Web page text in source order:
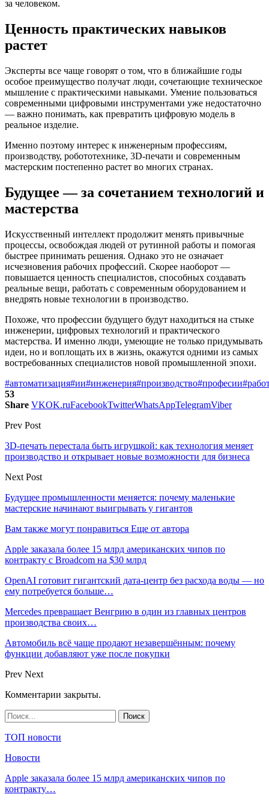
за человеком.
Ценность практических навыков
растет
Эксперты все чаще говорят о том, что в ближайшие годы
особое преимущество получат люди, сочетающие техническое
мышление с практическими навыками. Умение пользоваться
современными цифровыми инструментами уже недостаточно
— важно понимать, как превратить цифровую модель в
реальное изделие.
Именно поэтому интерес к инженерным профессиям,
производству, робототехнике, 3D-печати и современным
мастерским постепенно растет во многих странах.
Будущее — за сочетанием технологий и
мастерства
Искусственный интеллект продолжит менять привычные
процессы, освобождая людей от рутинной работы и помогая
быстрее принимать решения. Однако это не означает
исчезновения рабочих профессий. Скорее наоборот —
повышается ценность специалистов, способных создавать
реальные вещи, работать с современным оборудованием и
внедрять новые технологии в производство.
Похоже, что профессии будущего будут находиться на стыке
инженерии, цифровых технологий и практического
мастерства. И именно люди, умеющие не только придумывать
идеи, но и воплощать их в жизнь, окажутся одними из самых
востребованных специалистов новой промышленной эпохи.
#автоматизация#ии#инженерия#производство#професии
53
Share VKOK.ruFacebookTwitterWhatsAppTelegramViber
Prev Post
3D-печать перестала быть игрушкой: как технология меняет
производство и открывает новые возможности для бизнеса
Next Post
Будущее промышленности меняется: почему маленькие
мастерские начинают выигрывать у гигантов
Вам также могут понравиться Еще от автора
Apple заказала более 15 млрд американских чипов по
контракту с Broadcom на $30 млрд
OpenAI готовит гигантский дата-центр без расхода воды — но
ему потребуется больше…
Mercedes превращает Венгрию в один из главных центров
производства своих…
Автомобиль всё чаще продают незавершённым: почему
функции добавляют уже после покупки
Prev Next
Комментарии закрыты.
ТОП новости
Новости
Apple заказала более 15 млрд американских чипов по
контракту…